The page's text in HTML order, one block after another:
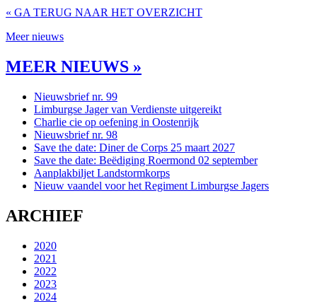
« GA TERUG NAAR HET OVERZICHT
Meer nieuws
MEER NIEUWS »
Nieuwsbrief nr. 99
Limburgse Jager van Verdienste uitgereikt
Charlie cie op oefening in Oostenrijk
Nieuwsbrief nr. 98
Save the date: Diner de Corps 25 maart 2027
Save the date: Beëdiging Roermond 02 september
Aanplakbiljet Landstormkorps
Nieuw vaandel voor het Regiment Limburgse Jagers
ARCHIEF
2020
2021
2022
2023
2024